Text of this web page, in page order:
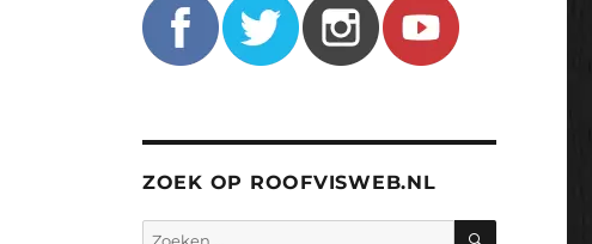
ZOEK OP ROOFVISWEB.NL
Zoeken
ZOEKEN